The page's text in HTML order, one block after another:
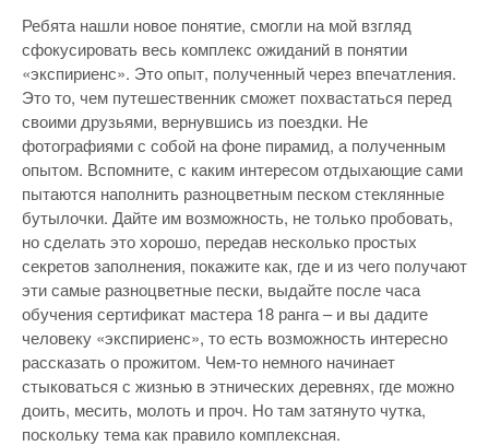
Ребята нашли новое понятие, смогли на мой взгляд
сфокусировать весь комплекс ожиданий в понятии
«экспириенс». Это опыт, полученный через впечатления.
Это то, чем путешественник сможет похвастаться перед
своими друзьями, вернувшись из поездки. Не
фотографиями с собой на фоне пирамид, а полученным
опытом. Вспомните, с каким интересом отдыхающие сами
пытаются наполнить разноцветным песком стеклянные
бутылочки. Дайте им возможность, не только пробовать,
но сделать это хорошо, передав несколько простых
секретов заполнения, покажите как, где и из чего получают
эти самые разноцветные пески, выдайте после часа
обучения сертификат мастера 18 ранга – и вы дадите
человеку «экспириенс», то есть возможность интересно
рассказать о прожитом. Чем-то немного начинает
стыковаться с жизнью в этнических деревнях, где можно
доить, месить, молоть и проч. Но там затянуто чутка,
поскольку тема как правило комплексная.